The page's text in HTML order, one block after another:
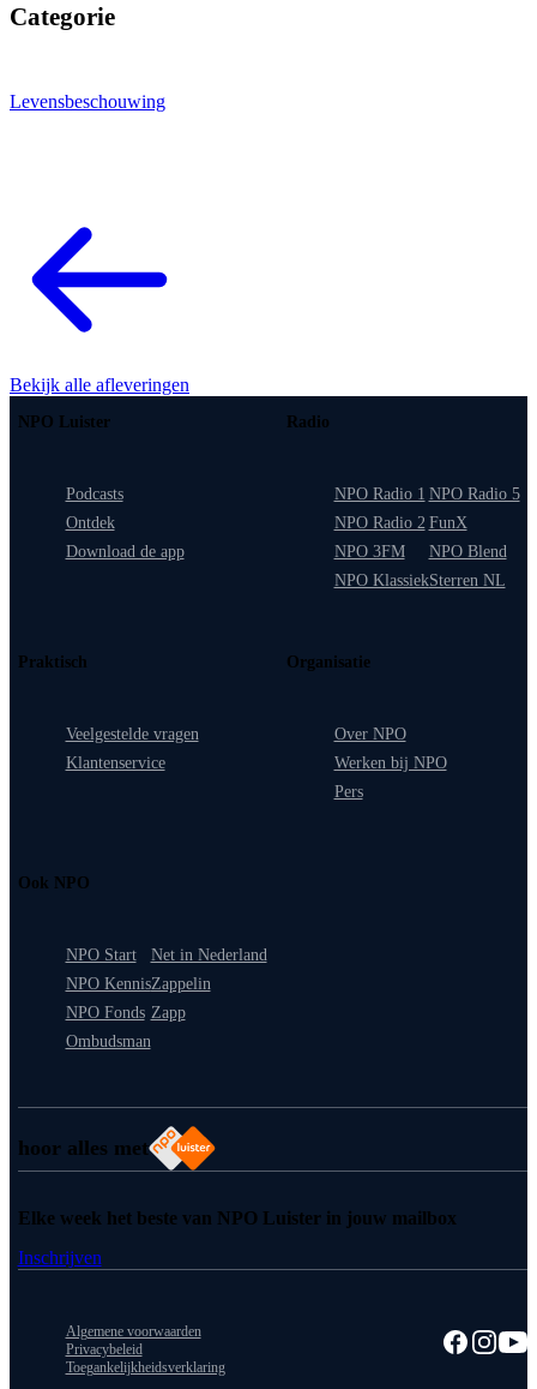
Categorie
Levensbeschouwing
Bekijk alle afleveringen
hoor alles met
NPO Luister
Podcasts
Ontdek
Download de app
Radio
NPO Radio 1
NPO Radio 2
NPO 3FM
NPO Klassiek
NPO Radio 5
FunX
NPO Blend
Sterren NL
Praktisch
Veelgestelde vragen
Klantenservice
Organisatie
Over NPO
Werken bij NPO
Pers
Ook NPO
NPO Start
NPO Kennis
NPO Fonds
Ombudsman
Net in Nederland
Zappelin
Zapp
Elke week het beste van NPO Luister in jouw mailbox
Inschrijven
Algemene voorwaarden
Privacybeleid
Toegankelijkheidsverklaring